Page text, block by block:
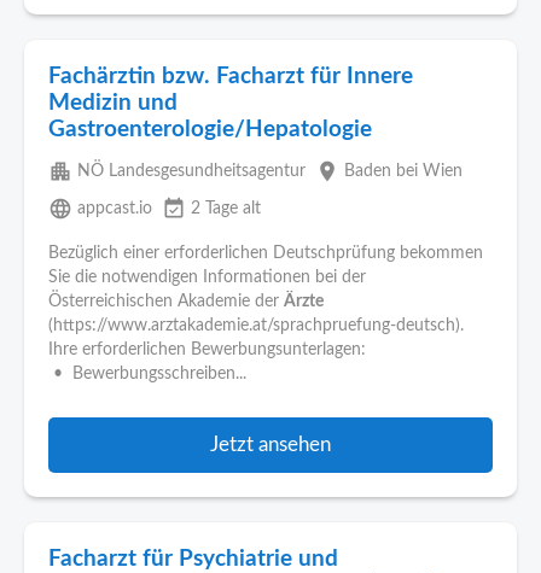
Fachärztin bzw. Facharzt für Innere
Medizin und
Gastroenterologie/Hepatologie
apartment NÖ Landesgesundheitsagentur place Baden bei Wien
language appcast.io event_available 2 Tage alt
Bezüglich einer erforderlichen Deutschprüfung bekommen
Sie die notwendigen Informationen bei der
Österreichischen Akademie der Ärzte
(https://www.arztakademie.at/sprachpruefung-deutsch).
Ihre erforderlichen Bewerbungsunterlagen:
• Bewerbungsschreiben...
Jetzt ansehen
Facharzt für Psychiatrie und